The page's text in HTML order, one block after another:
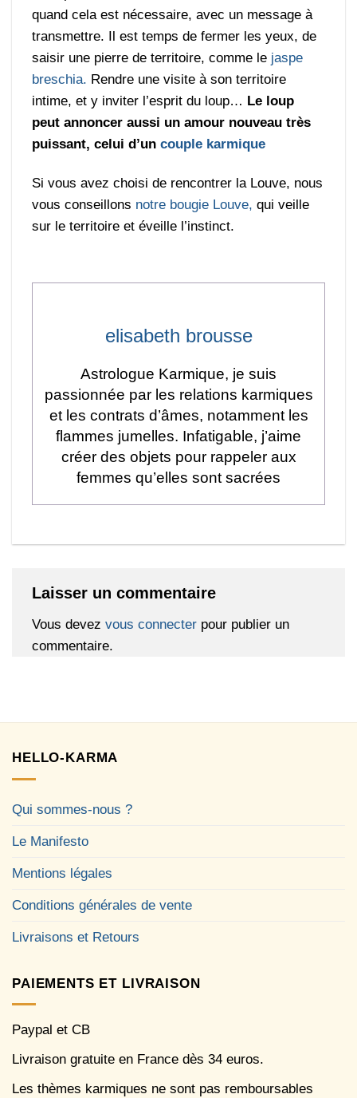
quand cela est nécessaire, avec un message à
transmettre. Il est temps de fermer les yeux, de
saisir une pierre de territoire, comme le jaspe
breschia. Rendre une visite à son territoire
intime, et y inviter l’esprit du loup… Le loup
peut annoncer aussi un amour nouveau très
puissant, celui d’un couple karmique
Si vous avez choisi de rencontrer la Louve, nous
vous conseillons notre bougie Louve, qui veille
sur le territoire et éveille l’instinct.
elisabeth brousse
Astrologue Karmique, je suis
passionnée par les relations karmiques
et les contrats d’âmes, notamment les
flammes jumelles. Infatigable, j’aime
créer des objets pour rappeler aux
femmes qu’elles sont sacrées
Laisser un commentaire
Vous devez vous connecter pour publier un
commentaire.
HELLO-KARMA
Qui sommes-nous ?
Le Manifesto
Mentions légales
Conditions générales de vente
Livraisons et Retours
PAIEMENTS ET LIVRAISON
Paypal et CB
Livraison gratuite en France dès 34 euros.
Les thèmes karmiques ne sont pas remboursables